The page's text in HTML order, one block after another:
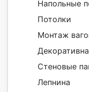
Напольные
Потолки
Монтаж
Стеновые
Лепнина